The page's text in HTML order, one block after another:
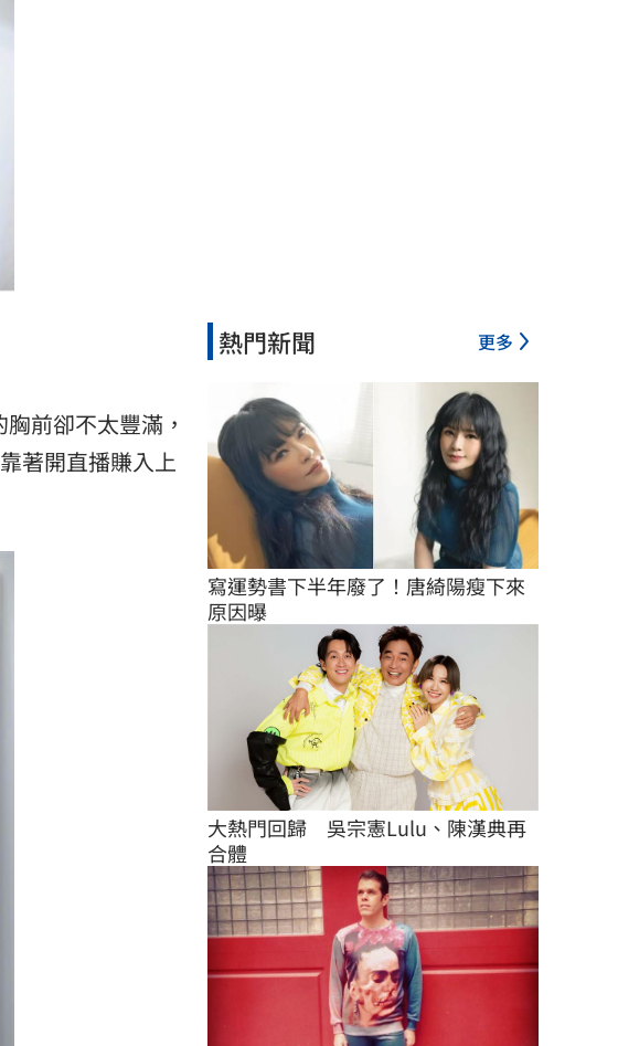
前卻不太豐滿，
著開直播賺入上
熱門新聞 更多
寫運勢書下半年廢了！唐綺陽瘦下來
原因曝
大熱門回歸　吳宗憲Lulu、陳漢典再
合體